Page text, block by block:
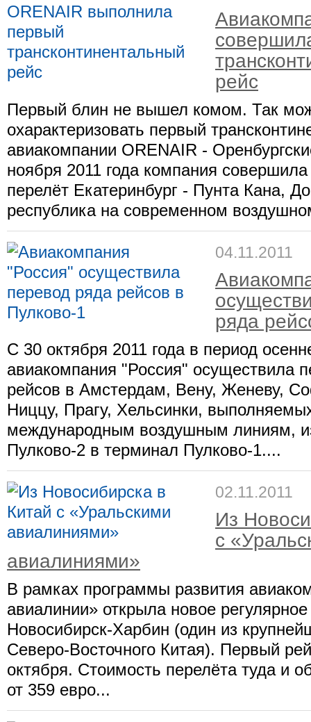
рейс
Первый блин не вышел комом. Так
охарактеризовать первый
авиакомпании ORENAIR -
ноября 2011 года компания
перелёт Екатеринбург - Пунта Кана,
республика на современном
04.11.2011
ряда
С 30 октября 2011 года в период
авиакомпания "Россия" осуществила
рейсов в Амстердам, Вену, Женеву,
Ниццу, Прагу, Хельсинки,
международным воздушным линиям,
Пулково-2 в терминал Пулково-1....
02.11.2011
Из
с
авиалиниями»
В рамках программы развития
авиалинии» открыла новое
Новосибирск-Харбин (один из
Северо-Восточного Китая). Первый
октября. Стоимость перелёта туда и
от 359 евро...